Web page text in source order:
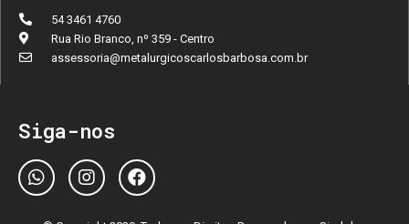
54 3461 4760
Rua Rio Branco, nº 359 - Centro
assessoria@metalurgicoscarlosbarbosa.com.br
Siga-nos